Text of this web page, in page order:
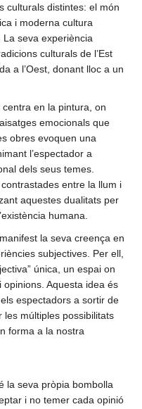
culturals distintes: el món
i moderna cultura
La seva experiència
culturals de l’Est
a l’Oest, donant lloc a un
en la pintura, on
emocionals que
obres evoquen una
l’espectador a
dels seus temes.
entre la llum i
aquestes dualitats per
humana.
la seva creença en
subjectives. Per ell,
única, un espai on
Aquesta idea és
espectadors a sortir de
les múltiples possibilitats
forma a la nostra
la seva pròpia bombolla
i no temer cada opinió